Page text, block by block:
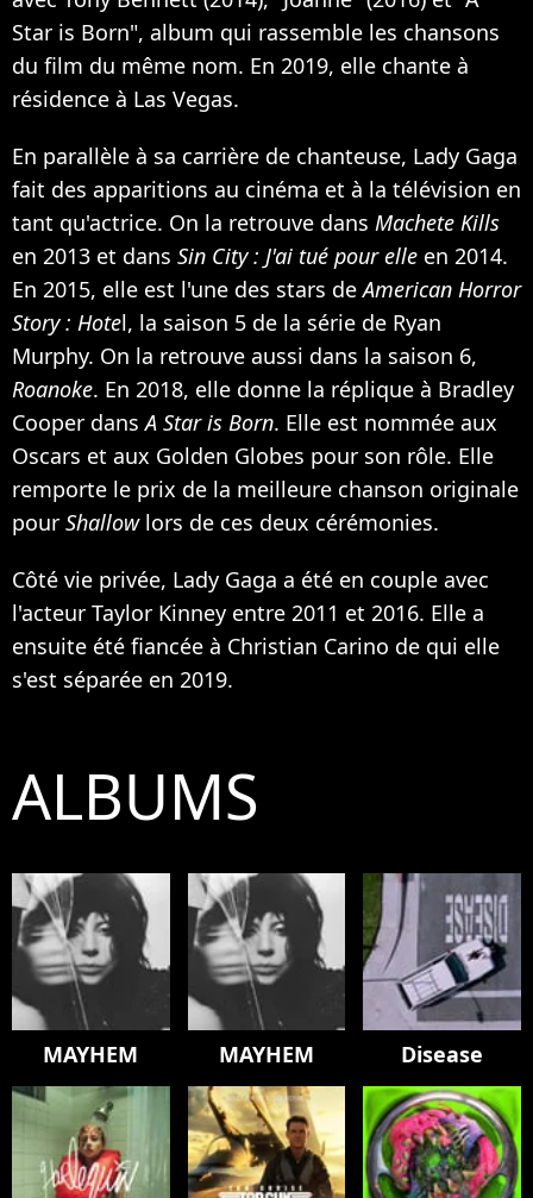
Star is Born", album qui rassemble les chansons
du film du même nom. En 2019, elle chante à
résidence à Las Vegas.
En parallèle à sa carrière de chanteuse, Lady Gaga
fait des apparitions au cinéma et à la télévision en
tant qu'actrice. On la retrouve dans Machete Kills
en 2013 et dans Sin City : J'ai tué pour elle en 2014.
En 2015, elle est l'une des stars deAmerican Horror
Story : Hotel, la saison 5 de la série de Ryan
Murphy. On la retrouve aussi dans la saison 6,
Roanoke. En 2018, elle donne la réplique à Bradley
Cooper dansA Star is Born. Elle est nommée aux
Oscars et aux Golden Globes pour son rôle. Elle
remporte le prix de la meilleure chanson originale
pour Shallowlors de ces deux cérémonies.
Côté vie privée, Lady Gaga a été en couple avec
l'acteur Taylor Kinney entre 2011 et 2016. Elle a
ensuite été fiancée à Christian Carino de qui elle
s'est séparée en 2019.
ALBUMS
MAYHEM MAYHEM Disease